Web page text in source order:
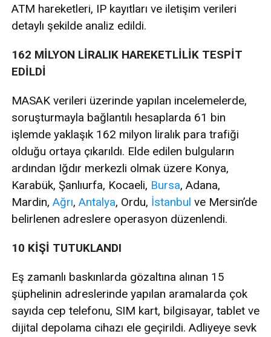
ATM hareketleri, IP kayıtları ve iletişim verileri
detaylı şekilde analiz edildi.
162 MİLYON LİRALIK HAREKETLİLİK TESPİT
EDİLDİ
MASAK verileri üzerinde yapılan incelemelerde,
soruşturmayla bağlantılı hesaplarda 61 bin
işlemde yaklaşık 162 milyon liralık para trafiği
olduğu ortaya çıkarıldı. Elde edilen bulguların
ardından Iğdır merkezli olmak üzere Konya,
Karabük, Şanlıurfa, Kocaeli, Bursa, Adana,
Mardin, Ağrı, Antalya, Ordu, İstanbul ve Mersin’de
belirlenen adreslere operasyon düzenlendi.
10 KİŞİ TUTUKLANDI
Eş zamanlı baskınlarda gözaltına alınan 15
şüphelinin adreslerinde yapılan aramalarda çok
sayıda cep telefonu, SIM kart, bilgisayar, tablet ve
dijital depolama cihazı ele geçirildi. Adliyeye sevk